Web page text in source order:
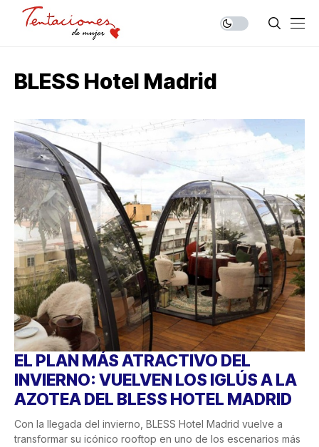
BLESS Hotel Madrid
EL PLAN MÁS ATRACTIVO DEL
INVIERNO: VUELVEN LOS IGLÚS A LA
AZOTEA DEL BLESS HOTEL MADRID
Con la llegada del invierno, BLESS Hotel Madrid vuelve a
transformar su icónico rooftop en uno de los escenarios más